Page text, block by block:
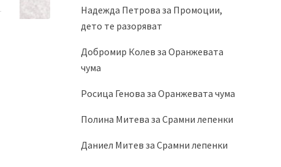
Надежда Петрова за Промоции,
дето те разоряват
Добромир Колев за Оранжевата
чума
Росица Генова за Оранжевата чума
Полина Митева за Срамни лепенки
Даниел Митев за Срамни лепенки